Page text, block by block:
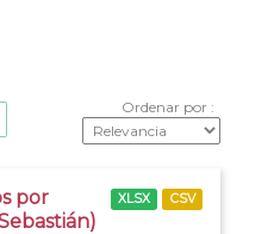
Ordenar por
por
XLSX CSV